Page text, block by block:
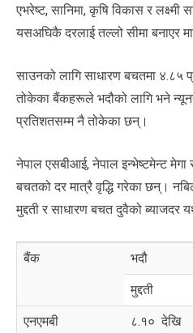
एभरेष्ट, सानिमा, कृषि विकास र लक्ष्मी
यसअघिकै दरलाई तल्लो सीमा बनाएर
साउनको लागि साधारण बचतमा ४.८५
तोकेका बैंकहरूले भदौको लागि भने
प्रतिशतसम्म नै तोकेका छन्।
नेपाल एसबीआई, नेपाल इन्भेष्टमेन्ट
बचतको दर मात्रै वृद्धि गरेका छन्।
मुद्दती र साधारण बचत दुवैको ब्याजदर
बैंक भदौ
मुद्दती
एनएमबी ८.१० देखि